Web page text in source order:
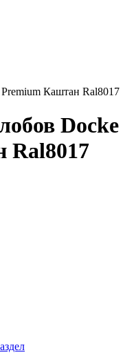
Каштан Ral8017
Docke
Ral8017